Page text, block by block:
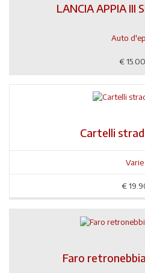
LANCIA APPIA III
Auto
€
Cartelli
Varie
€
Faro